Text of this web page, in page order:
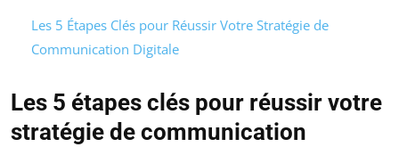
Les 5 Étapes Clés pour Réussir Votre Stratégie de
Communication Digitale
Les 5 étapes clés pour réussir votre
stratégie de communication